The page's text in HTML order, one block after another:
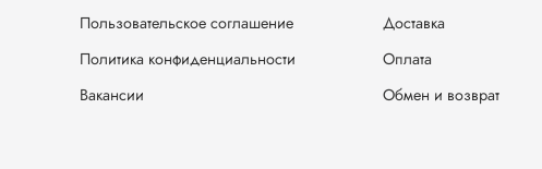
Пользовательское соглашение
Политика конфиденциальности
Вакансии
Доставка
Оплата
Обмен и возврат